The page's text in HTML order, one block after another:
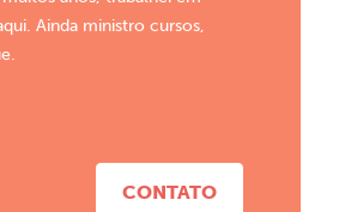
Ainda ministro cursos,
CONTATO